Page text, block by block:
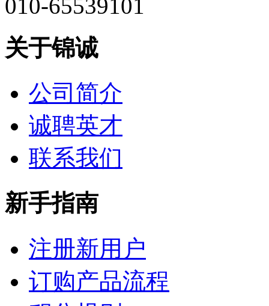
010-65539101
关于锦诚
公司简介
诚聘英才
联系我们
新手指南
注册新用户
订购产品流程